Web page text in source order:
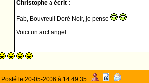
Christophe a écrit :
Fab, Bouvreuil Doré Noir, je pense
Voici un archangel
Posté le 20-05-2006 à 14:49:35